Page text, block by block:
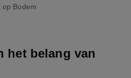
op Bodem
het belang van